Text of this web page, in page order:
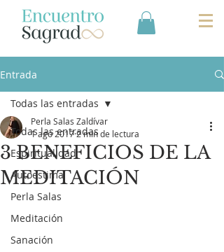
Entrada
Todas las entradas
Espiritualidad
Autoestima
Perla Salas
Meditación
Sanación
Todas las entradas
3 BENEFICIOS DE LA
MEDITACIÓN
Perla Salas Zaldívar
1 ago 20172 min de lectura